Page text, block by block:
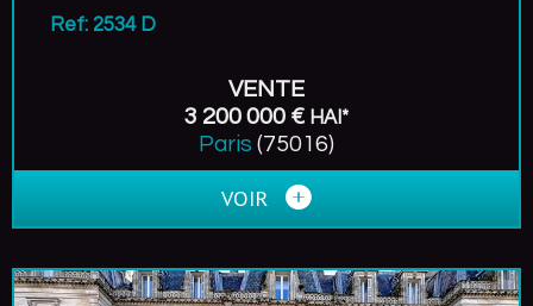
Ref: 2534 D
VENTE
3 200 000 € HAI*
Paris (75016)
VOIR